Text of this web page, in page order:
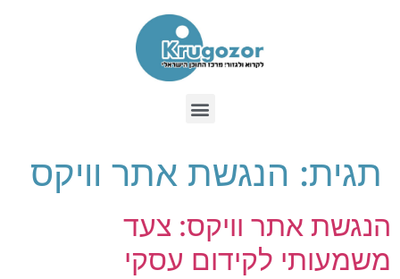
תגית: הנגשת אתר וויקס
הנגשת אתר וויקס: צעד
משמעותי לקידום עסקי